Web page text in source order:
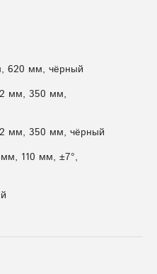
620 мм, чёрный
мм, 350 мм,
мм, 350 мм, чёрный
мм, 110 мм, ±7°,